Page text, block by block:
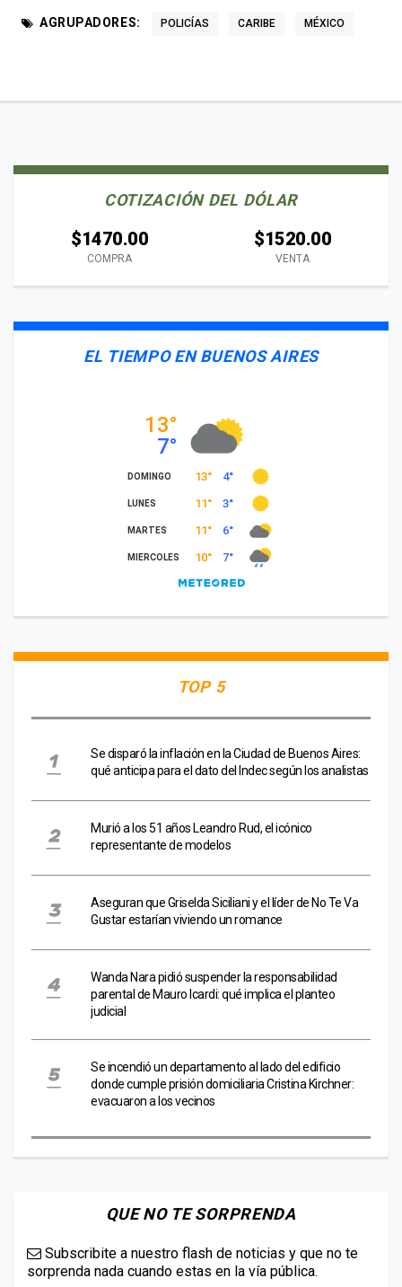
AGRUPADORES: POLICÍAS CARIBE MÉXICO
COTIZACIÓN DEL DÓLAR
$1470.00
COMPRA
$1520.00
VENTA
EL TIEMPO EN BUENOS AIRES
TOP 5
Se disparó la inflación en la Ciudad de Buenos Aires:
qué anticipa para el dato del Indec según los analistas
Murió a los 51 años Leandro Rud, el icónico
representante de modelos
Aseguran que Griselda Siciliani y el líder de No Te Va
Gustar estarían viviendo un romance
Wanda Nara pidió suspender la responsabilidad
parental de Mauro Icardi: qué implica el planteo
judicial
Se incendió un departamento al lado del edificio
donde cumple prisión domiciliaria Cristina Kirchner:
evacuaron a los vecinos
QUE NO TE SORPRENDA
Subscribite a nuestro flash de noticias y que no te
sorprenda nada cuando estas en la vía pública.